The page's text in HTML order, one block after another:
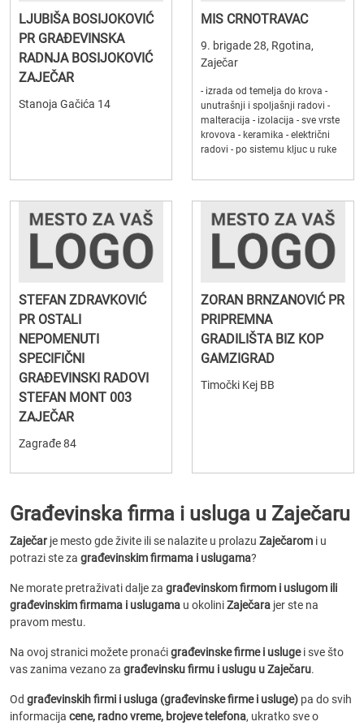
LJUBIŠA BOSIJOKOVIĆ
PR GRAĐEVINSKA
RADNJA BOSIJOKOVIĆ
ZAJEČAR
Stanoja Gačića 14
MIS CRNOTRAVAC
9. brigade 28, Rgotina,
Zaječar
- izrada od temelja do krova -
unutrašnji i spoljašnji radovi -
malteracija - izolacija - sve vrste
krovova - keramika - električni
radovi - po sistemu kljuc u ruke
STEFAN ZDRAVKOVIĆ
PR OSTALI
NEPOMENUTI
SPECIFIČNI
GRAĐEVINSKI RADOVI
STEFAN MONT 003
ZAJEČAR
Zagrađe 84
ZORAN BRNZANOVIĆ PR
PRIPREMNA
GRADILIŠTA BIZ KOP
GAMZIGRAD
Timočki Kej BB
Građevinska firma i usluga u Zaječaru
Zaječar je mesto gde živite ili se nalazite u prolazu Zaječarom i u
potrazi ste za građevinskim firmama i uslugama?
Ne morate pretraživati dalje za građevinskom firmom i uslugom ili
građevinskim firmama i uslugama u okoliniZaječara jer ste na
pravom mestu.
Na ovoj stranici možete pronaćigrađevinske firme i uslugei sve što
vas zanima vezano za građevinsku firmu i uslugu u Zaječaru.
Od građevinskih firmi i usluga (građevinske firme i usluge) pa do svih
informacija cene, radno vreme, brojeve telefona, ukratko sve o